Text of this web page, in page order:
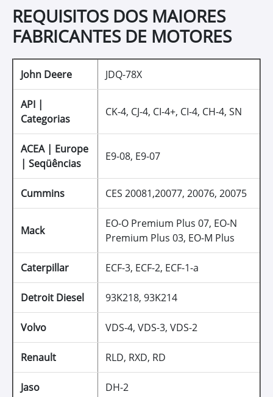
REQUISITOS DOS MAIORES
FABRICANTES DE MOTORES
John Deere JDQ-78X
API |
Categorias
CK-4, CJ-4, CI-4+, CI-4, CH-4, SN
ACEA | Europe
| Seqüências
E9-08, E9-07
Cummins CES 20081,20077, 20076, 20075
Mack
EO-O Premium Plus 07, EO-N
Premium Plus 03, EO-M Plus
Caterpillar ECF-3, ECF-2, ECF-1-a
Detroit Diesel 93K218, 93K214
Volvo VDS-4, VDS-3, VDS-2
Renault RLD, RXD, RD
Jaso DH-2